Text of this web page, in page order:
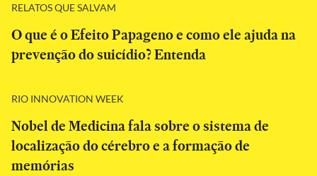
RELATOS QUE SALVAM
O que é o Efeito Papageno e como ele ajuda na
prevenção do suicídio? Entenda
RIO INNOVATION WEEK
Nobel de Medicina fala sobre o sistema de
localização do cérebro e a formação de
memórias